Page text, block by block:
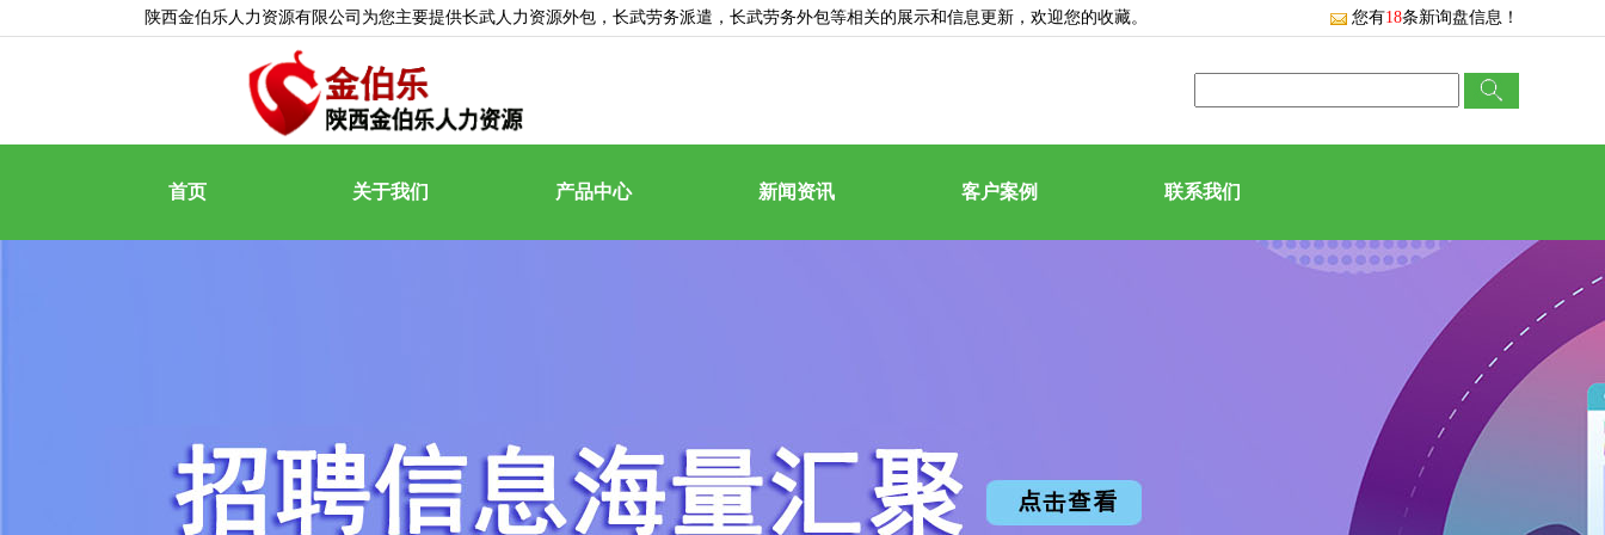
陕西金伯乐人力资源有限公司为您主要提供长武人力资源外包 ，长武劳务派遣，长武劳务外包等相关的展示和信息更新，欢迎您的收藏。 您有18条新询盘信息！
首页 关于我们 产品中心 新闻资讯 客户案例 联系我们